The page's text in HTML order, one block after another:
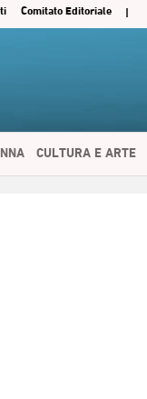
|
Comitato Editoriale
CULTURA E ARTE